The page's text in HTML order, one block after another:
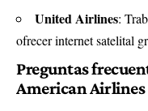
United Airlines:
ofrecer internet satelital
Preguntas
American Airlines